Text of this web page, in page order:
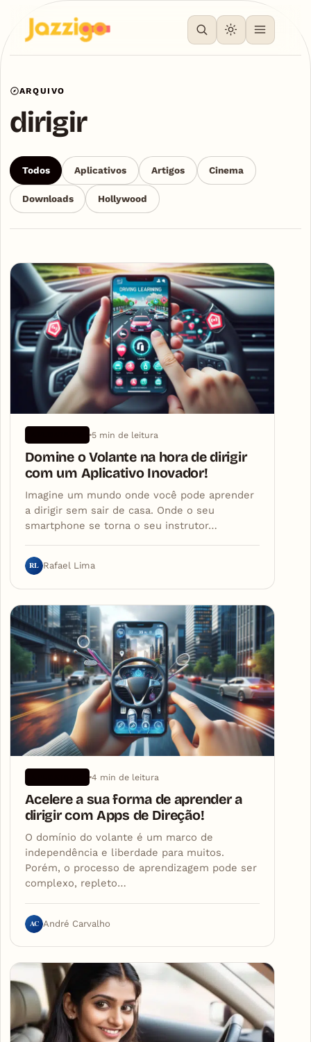
ARQUIVO
dirigir
Todos Aplicativos Artigos Cinema
Downloads Hollywood
Articles
5 min de leitura
Domine o Volante na hora de dirigir
com um Aplicativo Inovador!
Imagine um mundo onde você pode aprender
a dirigir sem sair de casa. Onde o seu
smartphone se torna o seu instrutor…
RL Rafael Lima
4 min de leitura
Acelere a sua forma de aprender a
dirigir com Apps de Direção!
O domínio do volante é um marco de
independência e liberdade para muitos.
Porém, o processo de aprendizagem pode ser
complexo, repleto…
AC André Carvalho